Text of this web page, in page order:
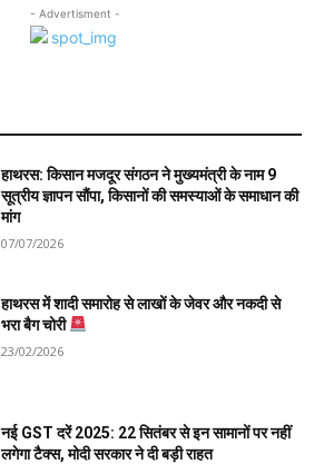
- Advertisment -
हाथरस: किसान मजदूर संगठन ने मुख्यमंत्री के नाम 9
सूत्रीय ज्ञापन सौंपा, किसानों की समस्याओं के समाधान की
मांग
07/07/2026
हाथरस में शादी समारोह से लाखों के जेवर और नकदी से
भरा बैग चोरी
23/02/2026
नई GST दरें 2025: 22 सितंबर से इन सामानों पर नहीं
लगेगा टैक्स, मोदी सरकार ने दी बड़ी राहत